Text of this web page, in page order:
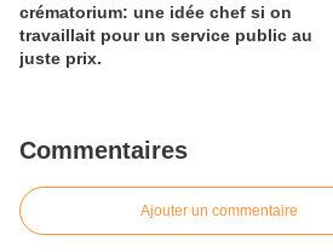
crématorium: une idée chef si on
travaillait pour un service public au
juste prix.
Commentaires
Ajouter un commentaire